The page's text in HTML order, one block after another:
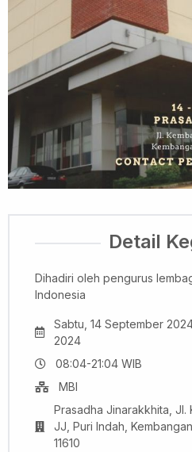
Detail
Dihadiri oleh pengurus
Indonesia
Sabtu, 14 September
2024
08:04-21:04 WIB
MBI
Prasadha Jinarakkhita, Jl.
JJ, Puri Indah,
11610